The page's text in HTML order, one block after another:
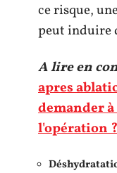
ce risque,
peut induire
A lire en
apres
demander
l'opération ?